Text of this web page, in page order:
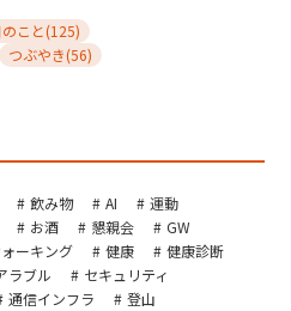
こと(125)
つぶやき(56)
飲み物 AI
運動
お酒 懇親会
GW
ーキング 健康
健康診断
ラブル
セキュリティ
通信インフラ
登山